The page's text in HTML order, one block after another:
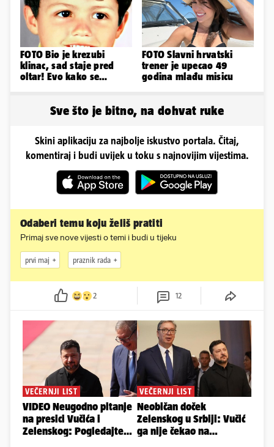
FOTO Bio je krezubi
klinac, sad staje pred
oltar! Evo kako se
FOTO Slavni hrvatski
trener je upecao 49
godina mlađu misicu
Sve što je bitno, na dohvat ruke
Skini aplikaciju za najbolje iskustvo portala. Čitaj,
komentiraj i budi uvijek u toku s najnovijim vijestima.
Odaberi temu koju želiš pratiti
Primaj sve nove vijesti o temi i budi u tijeku
prvi maj praznik rada
2 12